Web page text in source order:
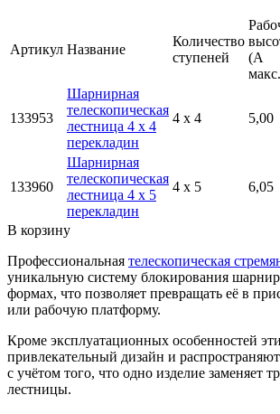
Артикул Название
Количество
ступеней
(A
133953
Шарнирная
телескопическая
лестница 4 x 4
перекладин
4 x 4 5,00
133960
Шарнирная
телескопическая
лестница 4 x 5
перекладин
4 x 5 6,05
В корзину
Профессиональная телескопическая
уникальную систему блокирования
формах, что позволяет превращать её в
или рабочую платформу.
Кроме эксплуатационных особенностей
привлекательный дизайн и
с учётом того, что одно изделие заменяет
лестницы.